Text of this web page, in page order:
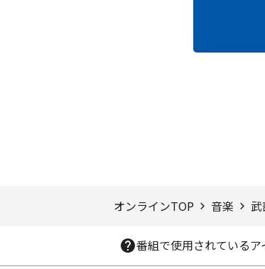
オンラインTOP 音楽
番組で使用されているア